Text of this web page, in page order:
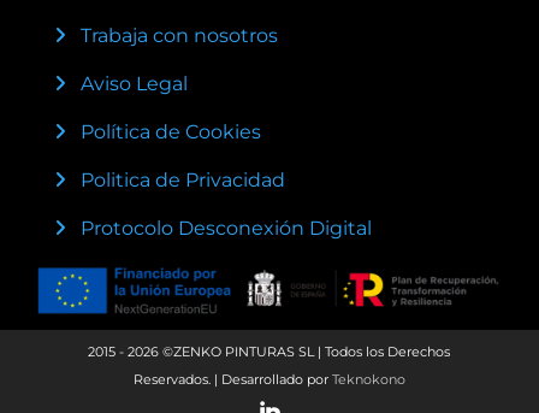
Trabaja con nosotros
Aviso Legal
Política de Cookies
Politica de Privacidad
Protocolo Desconexión Digital
2015 - 2026 ©ZENKO PINTURAS SL | Todos los Derechos
Reservados. | Desarrollado por Teknokono